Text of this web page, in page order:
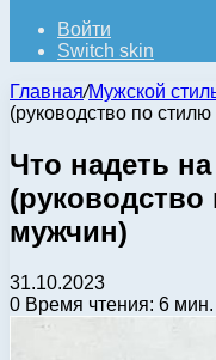
Войти
Switch skin
Главная/Мужской
(руководство по
Что надеть
мужчин)
31.10.2023
0 Время чтения: 6 мин.